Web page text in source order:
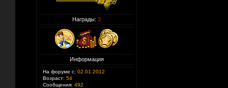
Награды: 3
Информация
На форуме с: 02.01.2012
Возраст: 54
Сообщения: 492